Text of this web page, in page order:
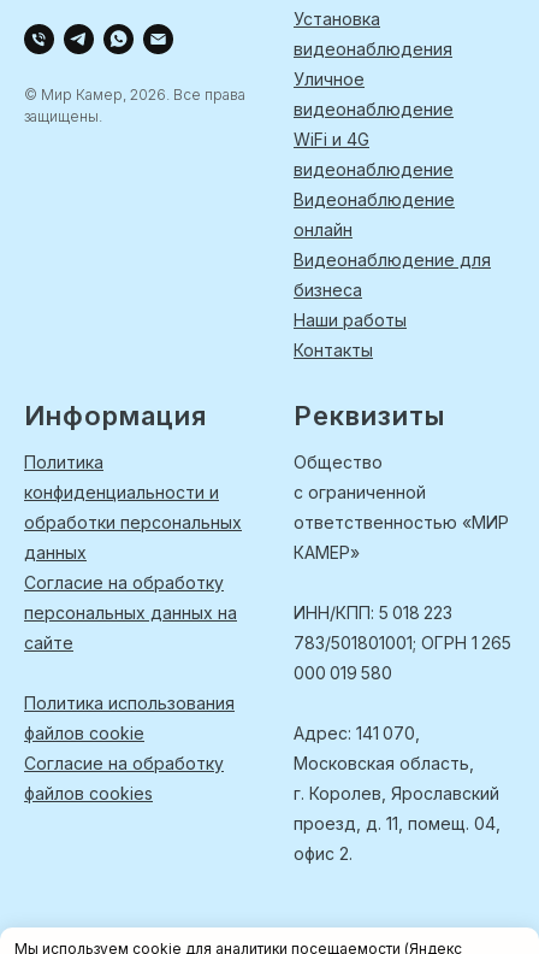
© Мир Камер, 2026. Все права
защищены.
Установка
видеонаблюдения
Уличное
видеонаблюдение
WiFi и 4G
видеонаблюдение
Видеонаблюдение
онлайн
Видеонаблюдение для
бизнеса
Наши работы
Контакты
Информация
Политика
конфиденциальности и
обработки персональных
данных
Согласие на обработку
персональных данных на
сайте
Политика использования
файлов cookie
Согласие на обработку
файлов cookies
Реквизиты
Общество
с ограниченной
ответственностью «МИР
КАМЕР»
ИНН/КПП: 5 018 223
783/501801001; ОГРН 1 265
000 019 580
Адрес: 141 070,
Московская область,
г. Королев, Ярославский
проезд, д. 11, помещ. 04,
офис 2.
Мы используем cookie для аналитики посещаемости (Яндекс